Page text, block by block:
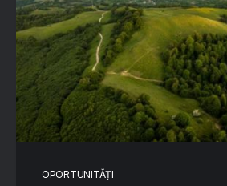
OPORTUNITĂȚI